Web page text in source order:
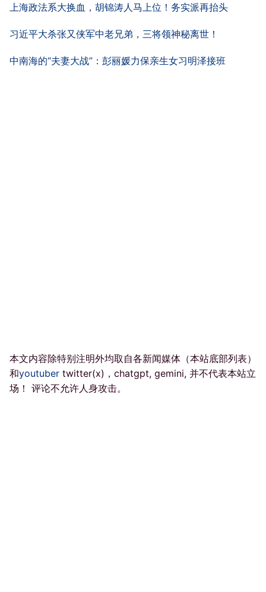
上海政法系大换血，胡锦涛人马上位！务实派再抬头
习近平大杀张又侠军中老兄弟，三将领神秘离世！
中南海的“夫妻大战”：彭丽媛力保亲生女习明泽接班
本文内容除特别注明外均取自各新闻媒体（本站底部列表）
和youtuber twitter(x)，chatgpt, gemini, 并不代表本站立
场！ 评论不允许人身攻击。